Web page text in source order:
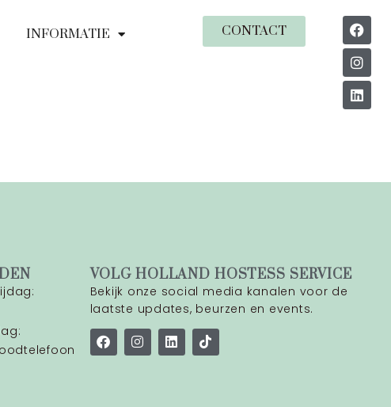
INFORMATIE CONTACT
VOLG HOLLAND HOSTESS SERVICE
Bekijk onze social media kanalen voor de
laatste updates, beurzen en events.